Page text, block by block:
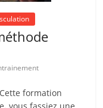
formation